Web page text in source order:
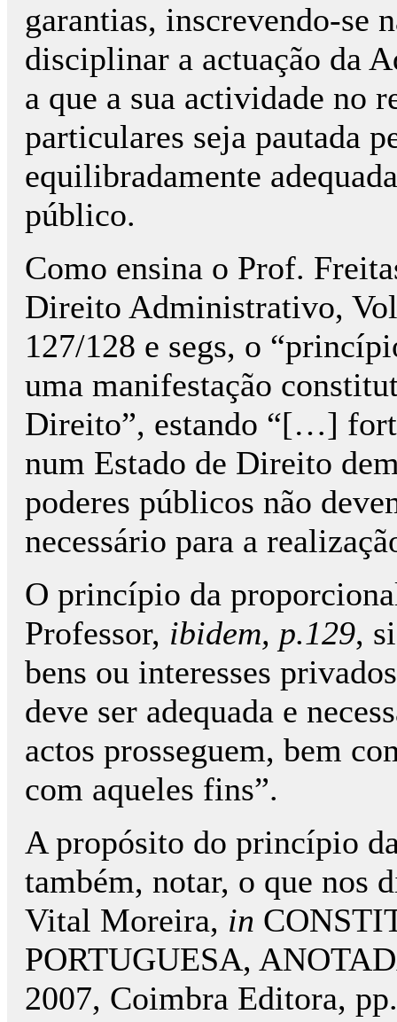
garantias, inscrevendo-se
disciplinar a actuação da
a que a sua actividade no
particulares seja pautada
equilibradamente
público.
Como ensina o Prof.
Direito Administrativo,
127/128 e segs, o
uma manifestação
Direito”, estando “[…]
num Estado de Direito
poderes públicos não
necessário para a
O princípio da
Professor, ibidem, p.129,
bens ou interesses
deve ser adequada e
actos prosseguem, bem
com aqueles fins”.
A propósito do princípio
também, notar, o que nos
Vital Moreira, in
PORTUGUESA,
2007, Coimbra Editora,